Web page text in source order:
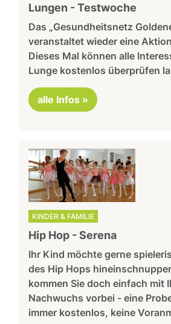
Lungen - Testwoche
Das „Gesundheitsnetz
veranstaltet wieder eine
Dieses Mal können alle
Lunge kostenlos überprüfen
alle Infos »
KINDER & FAMILIE
Hip Hop - Serena
Ihr Kind möchte gerne
des Hip Hops
kommen Sie doch einfach mit
Nachwuchs vorbei - eine
immer kostenlos, keine